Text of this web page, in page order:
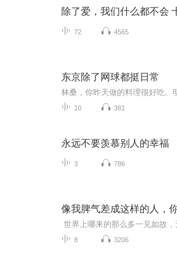
除了爱，我们什么都不会
72 4565
东京除了网球都挺日常
10 381
永远不要羡慕别人的幸福
3 786
8 3206